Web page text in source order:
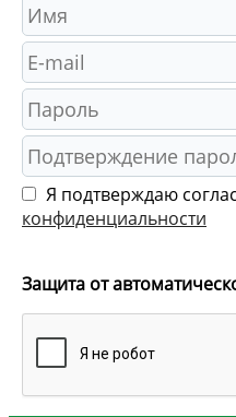
Я подтверждаю
конфиденциальности
Защита от